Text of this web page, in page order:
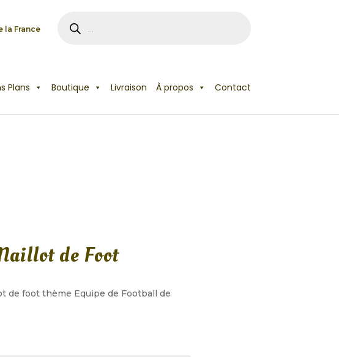
la France
produits
Plans Boutique Livraison À propos Contact
de Foot
de foot thème Equipe de Football de